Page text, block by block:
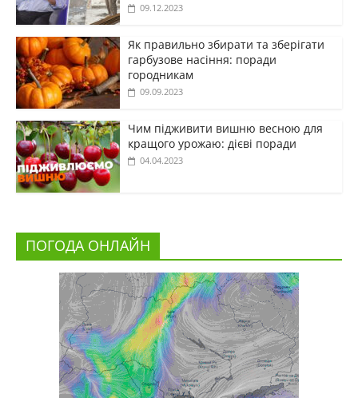
09.12.2023
Як правильно збирати та зберігати
гарбузове насіння: поради
городникам
09.09.2023
Чим підживити вишню весною для
кращого урожаю: дієві поради
04.04.2023
ПОГОДА ОНЛАЙН